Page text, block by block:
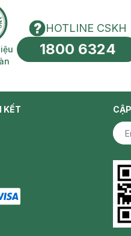
hiệu uy tín toàn cầu
HOTLINE
HOTLINE CSKH
1800 6324
KẾT